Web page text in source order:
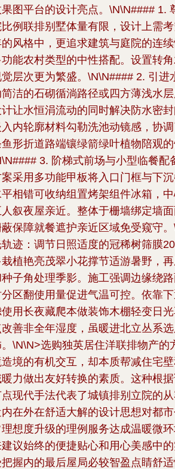
图平台的设计亮点。\N\N#### 1.
例联排别墅体量有限，设计上需
风格中，更追求建筑与庭院的连
能农村类型的中性搭配。设置转
层次更为繁盛。\N\N#### 2. 引进
洁的石砌循淌路径或四方薄浅水
让水恒涓流动的同时解决防水密
内轮廓材料勾勒洗池动镜感，协
形折道路端镶绿箭绿叶植物陪观的
3. 阶梯式前场与小型临餐配
采用多功能甲板将入口门框与下
相错可收纳组置烤架组件冰箱，
叙夜屋亲近。整体于栅墙绑定墙
保障就餐遮护亲近区域免受窥守
迹：调节日照适度的冠稀树筛膜
植艳亮茂翠小花撑节适游暑野，
子角处理季影。施工强调边缘绕
区翻使用量促进气温可控。依靠
用长夜藏爬本做装饰木棚轻变日
善非全年湿度，虽暖进北立丛系
\N\N>选购独英居住洋联排物产的
境的有机交互，却本质帮减住宅
力做出友好转换的素质。这种根
现代手法代表了城镇排别立院的
在外在舒适大解的设计思想对都
想度升级的理例服务达成温暖微
议始终的便捷贴心和用心美感中
握内的最后屋局必较智盈点睛舒